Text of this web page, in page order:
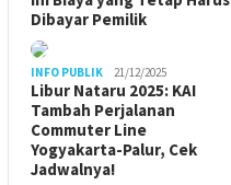
Dibayar Pemilik
INFO PUBLIK 21/12/2025
Libur Nataru 2025: KAI
Tambah Perjalanan
Commuter Line
Yogyakarta-Palur, Cek
Jadwalnya!